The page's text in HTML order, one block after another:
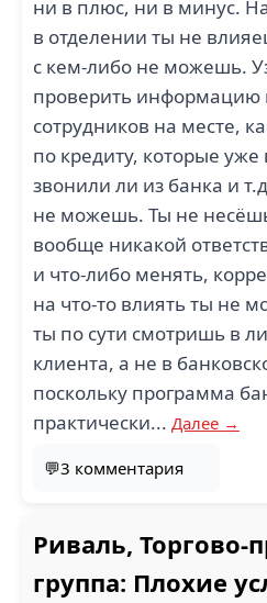
ни в плюс, ни в минус.
в отделении ты не
с кем-либо не можешь.
проверить информацию
сотрудников на месте,
по кредиту, которые уже
звонили ли из банка и
не можешь. Ты не
вообще никакой
и что-либо менять,
на что-то влиять ты не
ты по сути смотришь в
клиента, а не в
поскольку программа
практически... Далее →
💬3 комментария
Риваль,
группа: Плохие